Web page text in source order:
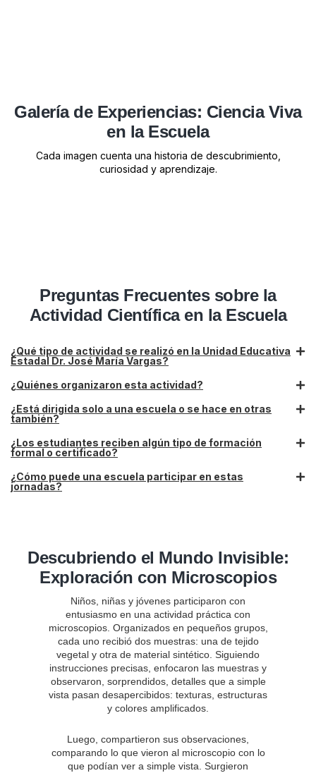
Galería de Experiencias: Ciencia Viva
en la Escuela
Cada imagen cuenta una historia de descubrimiento,
curiosidad y aprendizaje.
Preguntas Frecuentes sobre la
Actividad Científica en la Escuela
¿Qué tipo de actividad se realizó en la Unidad Educativa
Estadal Dr. José María Vargas?
¿Quiénes organizaron esta actividad?
¿Está dirigida solo a una escuela o se hace en otras
también?
¿Los estudiantes reciben algún tipo de formación
formal o certificado?
¿Cómo puede una escuela participar en estas
jornadas?
Descubriendo el Mundo Invisible:
Exploración con Microscopios
Niños, niñas y jóvenes participaron con
entusiasmo en una actividad práctica con
microscopios. Organizados en pequeños grupos,
cada uno recibió dos muestras: una de tejido
vegetal y otra de material sintético. Siguiendo
instrucciones precisas, enfocaron las muestras y
observaron, sorprendidos, detalles que a simple
vista pasan desapercibidos: texturas, estructuras
y colores amplificados.
Luego, compartieron sus observaciones,
comparando lo que vieron al microscopio con lo
que podían ver a simple vista. Surgieron